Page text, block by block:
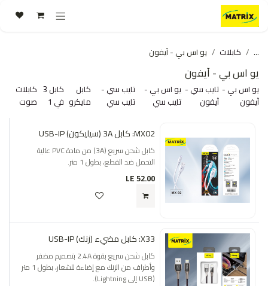
تخطي للذهاب إلى المحتوى
... كابلات يو اس بي - آيفون
يو اس بي - آيفون
يو اس بي -
آيفون
تايب سي -
آيفون
يو اس بي -
تايب سي
تايب سي -
تايب سي
كابل
مايكرو
كابل 3
في 1
كابلات
صوت
MX02: كابل 3A (سيليكون) USB-IP
كابل شحن سريع (3A) من مادة PVC عالية
التحمل ضد القطع، بطول 1 متر.
52.00
X33: كابل مضيء (زنك) USB-IP
كابل شحن سريع بقوة 2.4A بتصميم مضفر
وأطراف من الزنك مع إضاءة للشعار، بطول 1 متر
(USB إلى Lightning).